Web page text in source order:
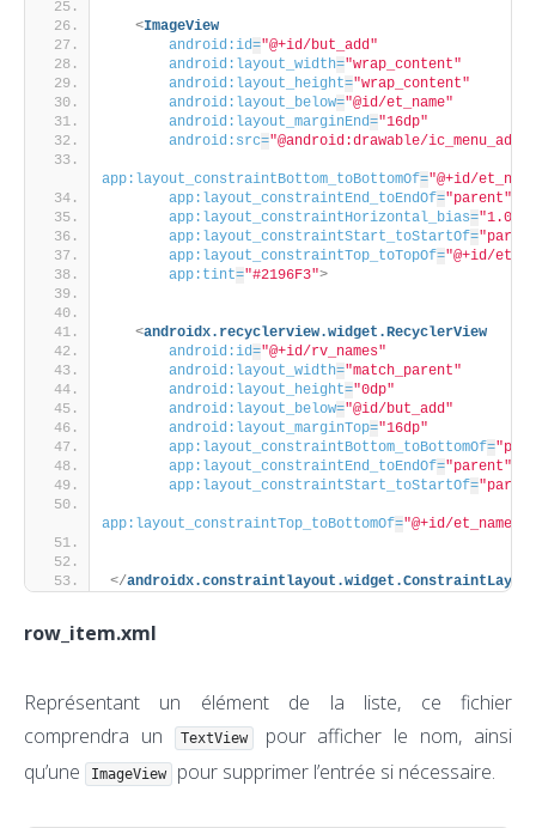
<ImageView
android:id="@+id/but_add"
android:layout_width="wrap_content"
android:layout_height="wrap_content"
android:layout_below="@id/et_name"
android:layout_marginEnd="16dp"
android:src="@android:drawable/ic_menu_add"
app:layout_constraintBottom_toBottomOf="@+id/
app:layout_constraintEnd_toEndOf="parent"
app:layout_constraintHorizontal_bias="1.0"
app:layout_constraintStart_toStartOf=
app:layout_constraintTop_toTopOf="@+id/
app:tint="#2196F3">
<androidx.recyclerview.widget.RecyclerView
android:id="@+id/rv_names"
android:layout_width="match_parent"
android:layout_height="0dp"
android:layout_below="@id/but_add"
android:layout_marginTop="16dp"
app:layout_constraintBottom_toBottomOf=
app:layout_constraintEnd_toEndOf="parent"
app:layout_constraintStart_toStartOf=
app:layout_constraintTop_toBottomOf="@+id/et_name"
</androidx.constraintlayout.widget.ConstraintLayout
row_item.xml
Représentant un élément de la liste, ce fichier
comprendra un
TextView pour afficher le nom, ainsi
qu’une
ImageView pour supprimer l’entrée si nécessaire.